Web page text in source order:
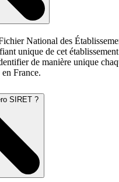
National des
unique de cet
de manière unique
en France.
SIRET ?